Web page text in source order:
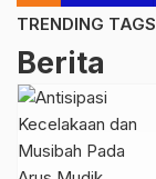
TRENDING TAGS
Berita